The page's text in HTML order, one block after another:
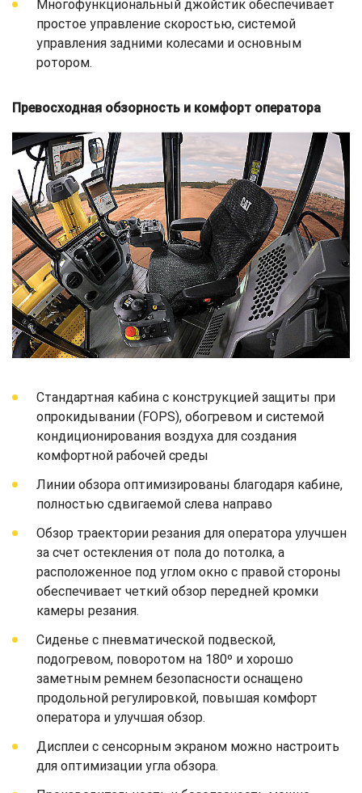
Многофункциональный джойстик обеспечивает
простое управление скоростью, системой
управления задними колесами и основным
ротором.
Превосходная обзорность и комфорт оператора
Стандартная кабина с конструкцией защиты при
опрокидывании (FOPS), обогревом и системой
кондиционирования воздуха для создания
комфортной рабочей среды
Линии обзора оптимизированы благодаря кабине,
полностью сдвигаемой слева направо
Обзор траектории резания для оператора улучшен
за счет остекления от пола до потолка, а
расположенное под углом окно с правой стороны
обеспечивает четкий обзор передней кромки
камеры резания.
Сиденье с пневматической подвеской,
подогревом, поворотом на 180º и хорошо
заметным ремнем безопасности оснащено
продольной регулировкой, повышая комфорт
оператора и улучшая обзор.
Дисплеи с сенсорным экраном можно настроить
для оптимизации угла обзора.